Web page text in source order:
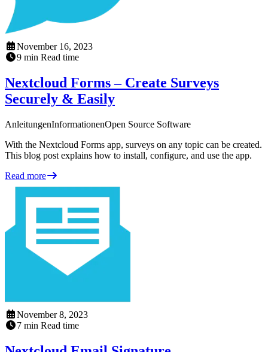
November 16, 2023
9 min Read time
Nextcloud Forms – Create Surveys
Securely & Easily
AnleitungenInformationenOpen Source Software
With the Nextcloud Forms app, surveys on any topic can be created.
This blog post explains how to install, configure, and use the app.
Read more
November 8, 2023
7 min Read time